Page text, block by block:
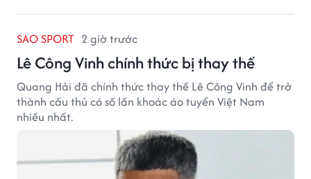
SAO SPORT 2 giờ trước
Lê Công Vinh chính thức bị thay thế
Quang Hải đã chính thức thay thế Lê Công Vinh để trở
thành cầu thủ có số lần khoác áo tuyển Việt Nam
nhiều nhất.